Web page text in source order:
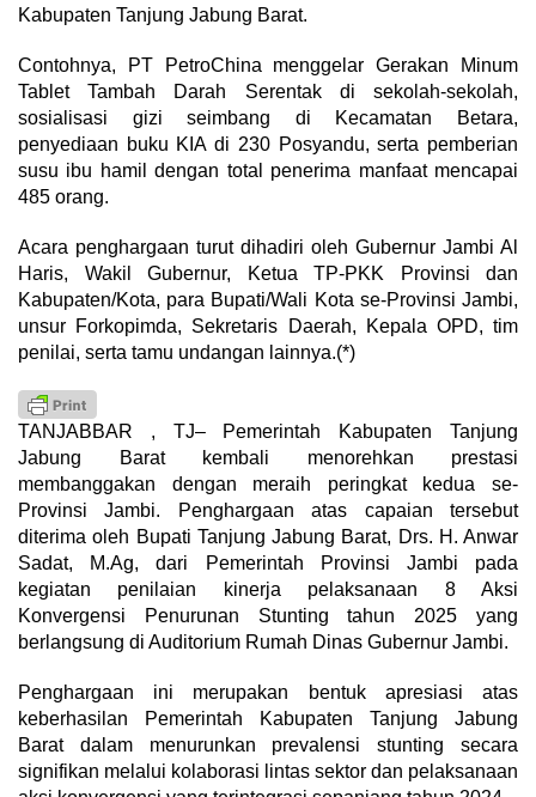
Kabupaten Tanjung Jabung Barat.
Contohnya, PT PetroChina menggelar Gerakan Minum
Tablet Tambah Darah Serentak di sekolah-sekolah,
sosialisasi gizi seimbang di Kecamatan Betara,
penyediaan buku KIA di 230 Posyandu, serta pemberian
susu ibu hamil dengan total penerima manfaat mencapai
485 orang.
Acara penghargaan turut dihadiri oleh Gubernur Jambi Al
Haris, Wakil Gubernur, Ketua TP-PKK Provinsi dan
Kabupaten/Kota, para Bupati/Wali Kota se-Provinsi Jambi,
unsur Forkopimda, Sekretaris Daerah, Kepala OPD, tim
penilai, serta tamu undangan lainnya.(*)
TANJABBAR , TJ– Pemerintah Kabupaten Tanjung
Jabung Barat kembali menorehkan prestasi
membanggakan dengan meraih peringkat kedua se-
Provinsi Jambi. Penghargaan atas capaian tersebut
diterima oleh Bupati Tanjung Jabung Barat, Drs. H. Anwar
Sadat, M.Ag, dari Pemerintah Provinsi Jambi pada
kegiatan penilaian kinerja pelaksanaan 8 Aksi
Konvergensi Penurunan Stunting tahun 2025 yang
berlangsung di Auditorium Rumah Dinas Gubernur Jambi.
Penghargaan ini merupakan bentuk apresiasi atas
keberhasilan Pemerintah Kabupaten Tanjung Jabung
Barat dalam menurunkan prevalensi stunting secara
signifikan melalui kolaborasi lintas sektor dan pelaksanaan